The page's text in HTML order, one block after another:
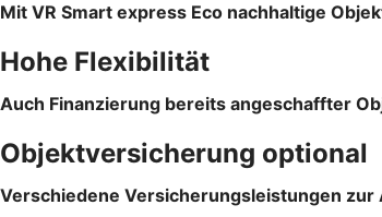
Mit VR Smart express Eco nachhaltige
Hohe Flexibilität
Auch Finanzierung bereits angeschaffter
Objektversicherung optional
Verschiedene Versicherungsleistungen zur